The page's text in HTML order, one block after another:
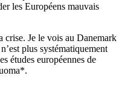
les Européens mauvais
crise. Je le vois au Danemark
plus systématiquement
études européennes de